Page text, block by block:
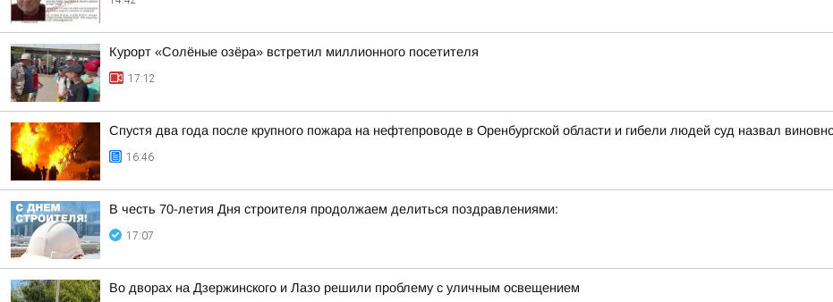
Курорт «Солёные озёра» встретил миллионного посетителя
17:12
Спустя два года после крупного пожара на нефтепроводе в Оренбургской области и гибели людей суд назвал
16:46
В честь 70-летия Дня строителя продолжаем делиться поздравлениями:
17:07
Во дворах на Дзержинского и Лазо решили проблему с уличным освещением